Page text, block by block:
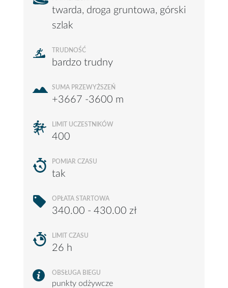
twarda, droga gruntowa, górski
szlak
TRUDNOŚĆ
bardzo trudny
SUMA PRZEWYŻSZEŃ
+3667 -3600 m
LIMIT UCZESTNIKÓW
400
POMIAR CZASU
tak
OPŁATA STARTOWA
340.00 - 430.00 zł
LIMIT CZASU
26 h
OBSŁUGA BIEGU
punkty odżywcze